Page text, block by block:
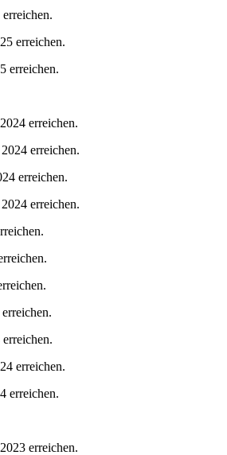
erreichen.
erreichen.
erreichen.
erreichen.
erreichen.
erreichen.
erreichen.
erreichen.
erreichen.